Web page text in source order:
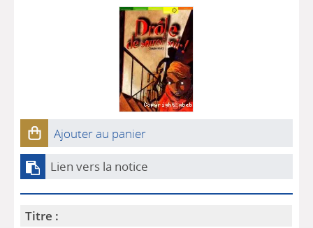
Ajouter au panier
Lien vers la notice
Titre :